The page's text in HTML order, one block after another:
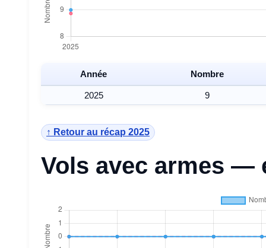
Année Nombre
2025 9
↑ Retour au récap 2025
Vols avec armes —